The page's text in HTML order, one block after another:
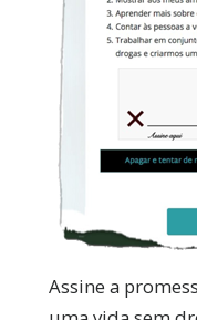
Assine a